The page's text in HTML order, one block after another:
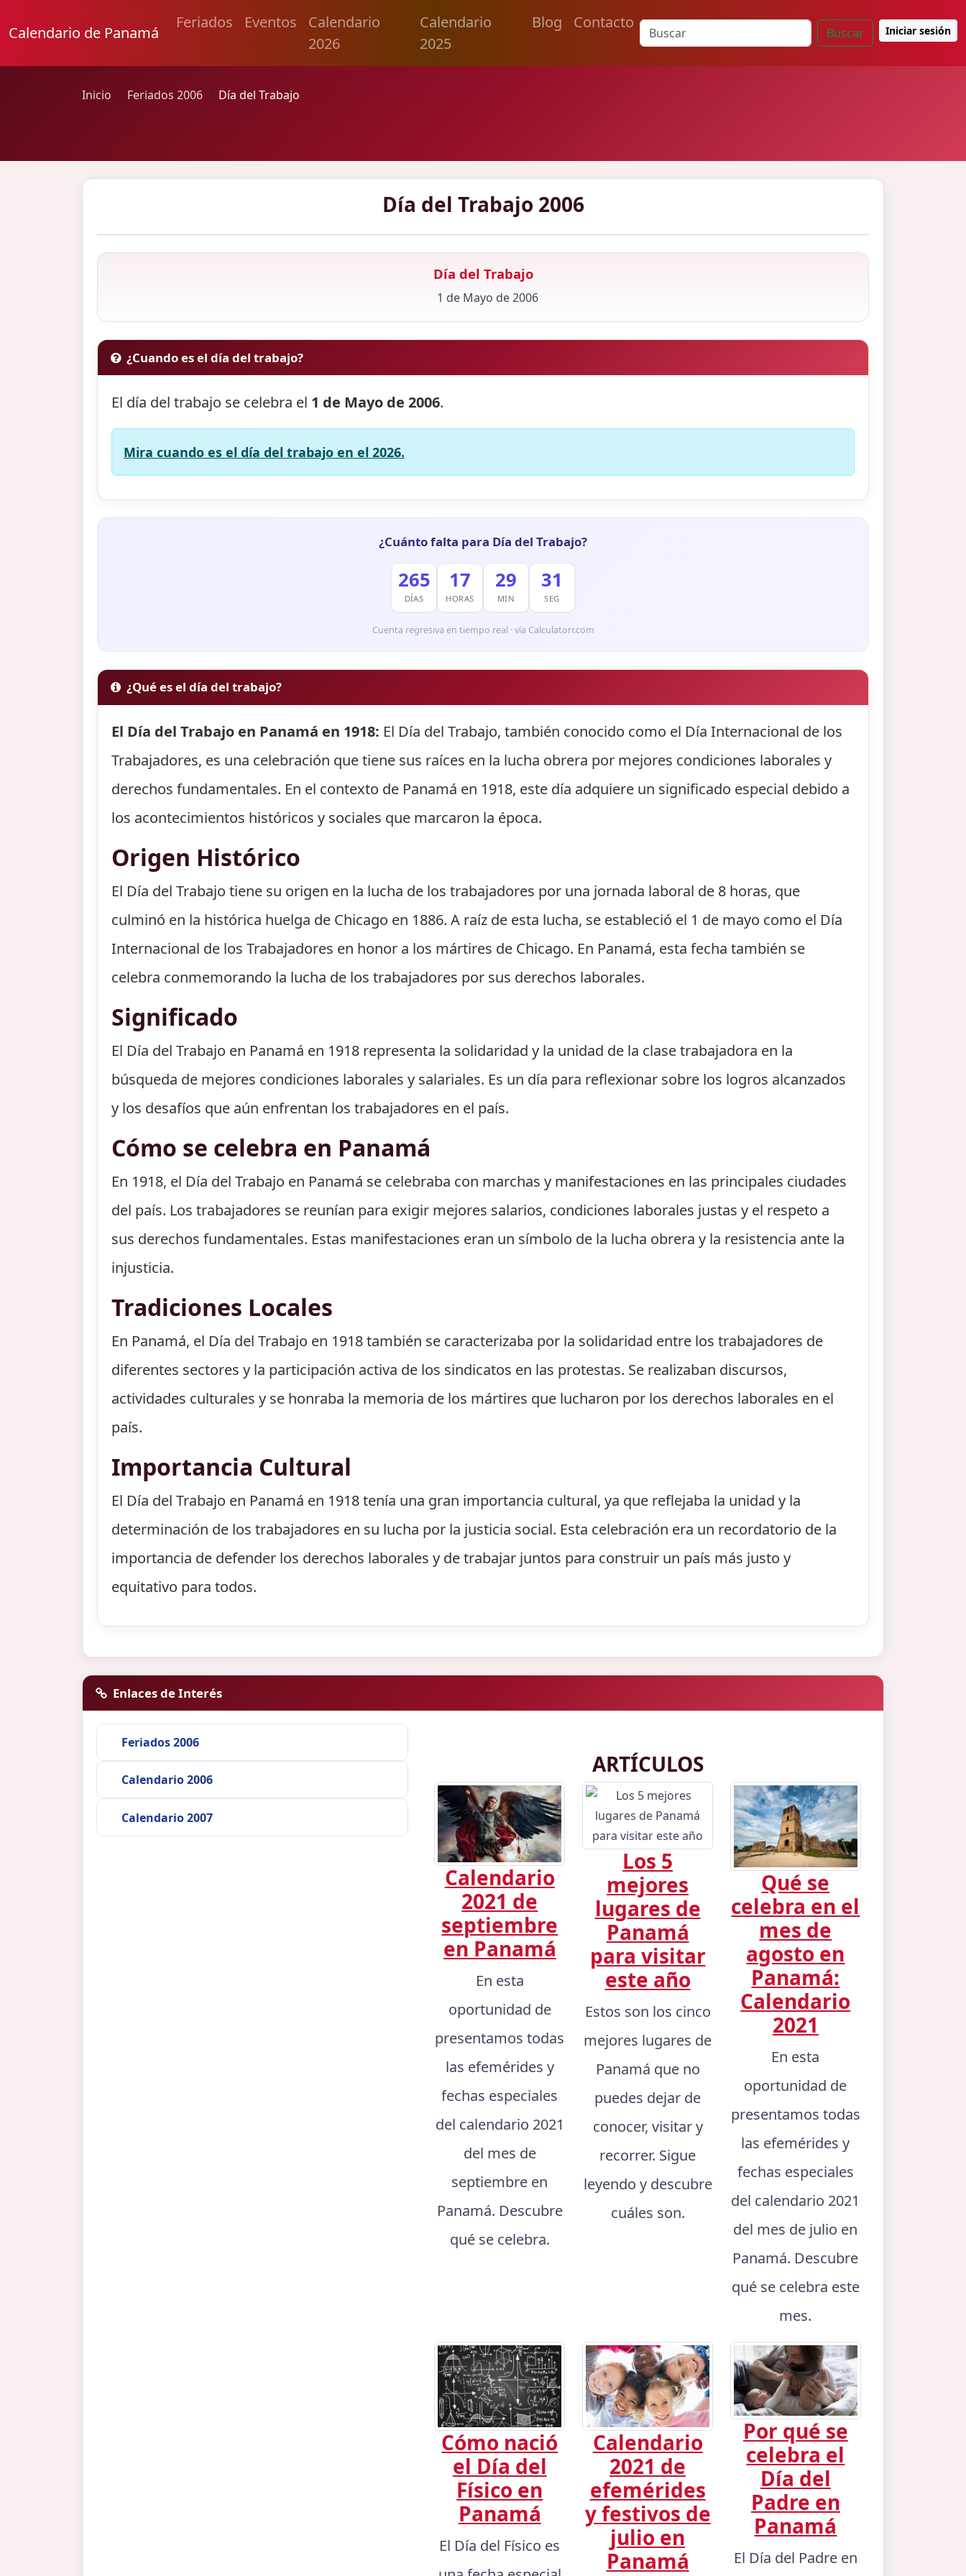
Calendario de Panamá
Feriados Eventos
Calendario
2026
Calendario
2025
Blog Contacto
Buscar Iniciar sesión
Inicio Feriados 2006 Día del Trabajo
Día del Trabajo 2006
Día del Trabajo
1 de Mayo de 2006
¿Cuando es el día del trabajo?
El día del trabajo se celebra el 1 de Mayo de 2006.
Mira cuando es el día del trabajo en el 2026.
¿Cuánto falta para Día del Trabajo?
265
DÍAS
17
HORAS
29
MIN
30
SEG
Cuenta regresiva en tiempo real · vía Calculatorr.com
¿Qué es el día del trabajo?
El Día del Trabajo en Panamá en 1918: El Día del Trabajo, también conocido como el Día Internacional de los
Trabajadores, es una celebración que tiene sus raíces en la lucha obrera por mejores condiciones laborales y
derechos fundamentales. En el contexto de Panamá en 1918, este día adquiere un significado especial debido a
los acontecimientos históricos y sociales que marcaron la época.
Origen Histórico
El Día del Trabajo tiene su origen en la lucha de los trabajadores por una jornada laboral de 8 horas, que
culminó en la histórica huelga de Chicago en 1886. A raíz de esta lucha, se estableció el 1 de mayo como el Día
Internacional de los Trabajadores en honor a los mártires de Chicago. En Panamá, esta fecha también se
celebra conmemorando la lucha de los trabajadores por sus derechos laborales.
Significado
El Día del Trabajo en Panamá en 1918 representa la solidaridad y la unidad de la clase trabajadora en la
búsqueda de mejores condiciones laborales y salariales. Es un día para reflexionar sobre los logros alcanzados
y los desafíos que aún enfrentan los trabajadores en el país.
Cómo se celebra en Panamá
En 1918, el Día del Trabajo en Panamá se celebraba con marchas y manifestaciones en las principales ciudades
del país. Los trabajadores se reunían para exigir mejores salarios, condiciones laborales justas y el respeto a
sus derechos fundamentales. Estas manifestaciones eran un símbolo de la lucha obrera y la resistencia ante la
injusticia.
Tradiciones Locales
En Panamá, el Día del Trabajo en 1918 también se caracterizaba por la solidaridad entre los trabajadores de
diferentes sectores y la participación activa de los sindicatos en las protestas. Se realizaban discursos,
actividades culturales y se honraba la memoria de los mártires que lucharon por los derechos laborales en el
país.
Importancia Cultural
El Día del Trabajo en Panamá en 1918 tenía una gran importancia cultural, ya que reflejaba la unidad y la
determinación de los trabajadores en su lucha por la justicia social. Esta celebración era un recordatorio de la
importancia de defender los derechos laborales y de trabajar juntos para construir un país más justo y
equitativo para todos.
Enlaces de Interés
Feriados 2006
Calendario 2006
Calendario 2007
ARTÍCULOS
Calendario
2021 de
septiembre
en Panamá
En esta
oportunidad de
presentamos todas
las efemérides y
fechas especiales
del calendario 2021
del mes de
septiembre en
Panamá. Descubre
qué se celebra.
Los 5
mejores
lugares de
Panamá
para visitar
este año
Estos son los cinco
mejores lugares de
Panamá que no
puedes dejar de
conocer, visitar y
recorrer. Sigue
leyendo y descubre
cuáles son.
Qué se
celebra en el
mes de
agosto en
Panamá:
Calendario
2021
En esta
oportunidad de
presentamos todas
las efemérides y
fechas especiales
del calendario 2021
del mes de julio en
Panamá. Descubre
qué se celebra este
mes.
Cómo nació
el Día del
Físico en
Panamá
El Día del Físico es
Calendario
2021 de
efemérides
y festivos de
julio en
Panamá
Por qué se
celebra el
Día del
Padre en
Panamá
El Día del Padre en